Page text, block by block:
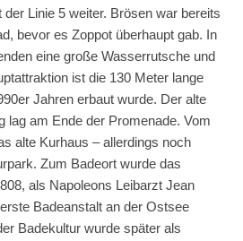
Linie 5 weiter. Brösen war bereits
bevor es Zoppot überhaupt gab. In
eine große Wasserrutsche und
ist die 130 Meter lange
Jahren erbaut wurde. Der alte
lag am Ende der Promenade. Vom
alte Kurhaus – allerdings noch
Zum Badeort wurde das
als Napoleons Leibarzt Jean
Badeanstalt an der Ostsee
Badekultur wurde später als